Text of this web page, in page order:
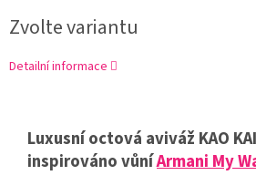
Zvolte variantu
Detailní informace
Luxusní octová aviváž KAO
inspirováno vůníArmani My